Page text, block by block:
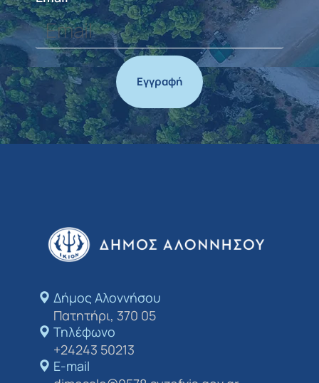
Εγγραφή
Δήμος Αλοννήσου​
Πατητήρι, 370 05
Τηλέφωνο
+24243 50213
E-mail